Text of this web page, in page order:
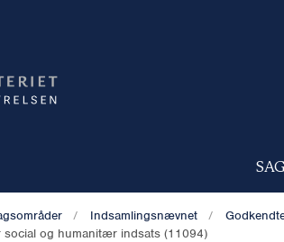
Indsamlingsnævnet
social og humanitær indsats (11094)